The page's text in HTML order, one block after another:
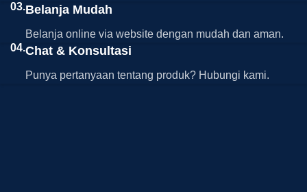
03.Belanja Mudah
Belanja online via website dengan mudah dan aman.
04.Chat & Konsultasi
Punya pertanyaan tentang produk? Hubungi kami.